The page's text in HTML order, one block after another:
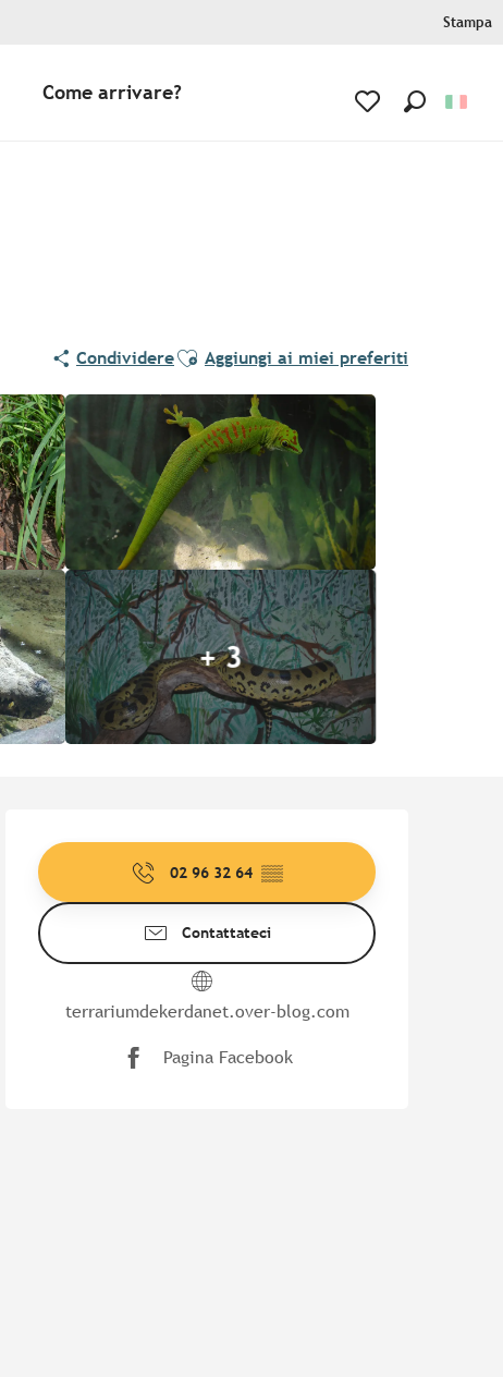
Stampa
Come arrivare?
CondividereAjouter aux favoris
Aggiungi ai miei preferiti
+ 3
Orari e contatti
02 96 32 64 ▒▒
Contattateci
terrariumdekerdanet.over-blog.com
Pagina Facebook